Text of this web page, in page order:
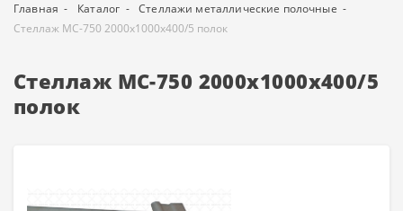
Главная Каталог
Стеллажи металлические полочные
Стеллаж МС-750 2000х1000х400/5 полок
Стеллаж МС-750 2000х1000х400/5
полок